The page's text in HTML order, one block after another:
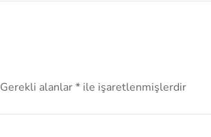
Gerekli alanlar* ile işaretlenmişlerdir